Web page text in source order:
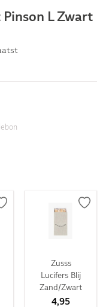
L Zwart
Zusss
Lucifers Blij
Zand/Zwart
4,95